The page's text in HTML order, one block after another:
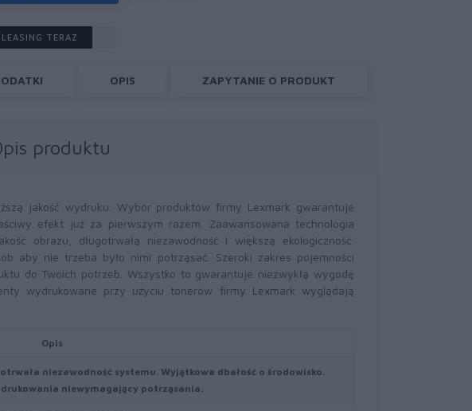
TERAZ
OPIS ZAPYTANIE O PRODUKT
produktu
jakość wydruku. Wybór produktów firmy Lexmark gwarantuje
efekt już za pierwszym razem. Zaawansowana technologia
obrazu, długotrwałą niezawodność i większą ekologiczność.
aby nie trzeba było nimi potrząsać. Szeroki zakres pojemności
do Twoich potrzeb. Wszystko to gwarantuje niezwykłą wygodę
wydrukowane przy użyciu tonerów firmy Lexmark wyglądają
Opis
niezawodność systemu. Wyjątkowa dbałość o środowisko.
niewymagający potrząsania.